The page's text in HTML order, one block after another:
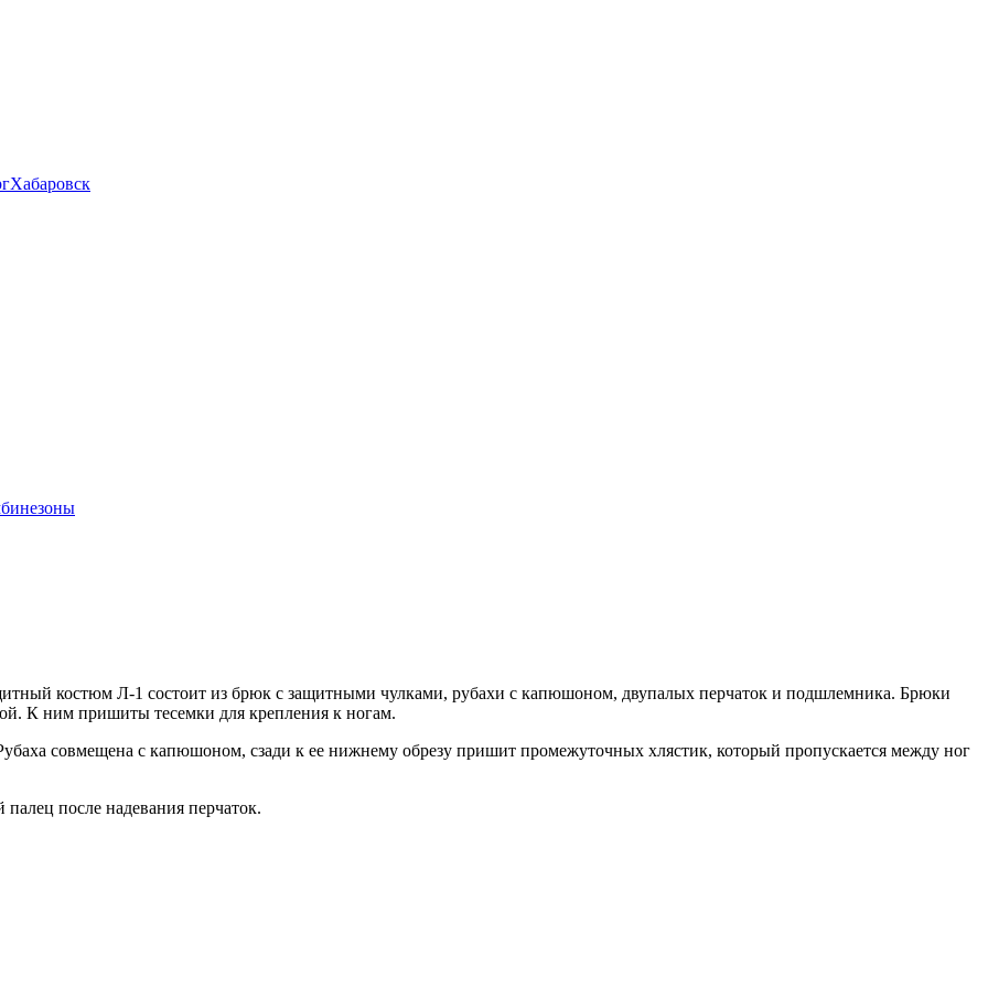
Хабаровск
костюм Л-1 состоит из брюк с защитными чулками, рубахи с капюшоном, двупалых перчаток и подшлемника. Брюки
К ним пришиты тесемки для крепления к ногам.
совмещена с капюшоном, сзади к ее нижнему обрезу пришит промежуточных хлястик, который пропускается между ног
после надевания перчаток.